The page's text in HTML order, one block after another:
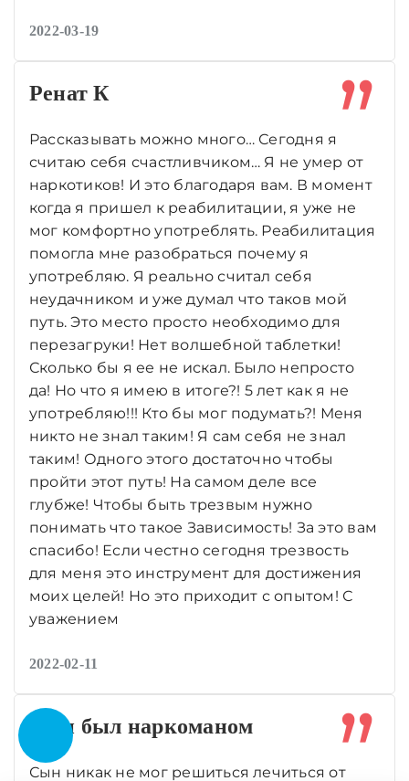
2022-03-19
Ренат К
Рассказывать можно много… Сегодня я
считаю себя счастливчиком… Я не умер от
наркотиков! И это благодаря вам. В момент
когда я пришел к реабилитации, я уже не
мог комфортно употреблять. Реабилитация
помогла мне разобраться почему я
употребляю. Я реально считал себя
неудачником и уже думал что таков мой
путь. Это место просто необходимо для
перезагруки! Нет волшебной таблетки!
Сколько бы я ее не искал. Было непросто
да! Но что я имею в итоге?! 5 лет как я не
употребляю!!! Кто бы мог подумать?! Меня
никто не знал таким! Я сам себя не знал
таким! Одного этого достаточно чтобы
пройти этот путь! На самом деле все
глубже! Чтобы быть трезвым нужно
понимать что такое Зависимость! За это вам
спасибо! Если честно сегодня трезвость
для меня это инструмент для достижения
моих целей! Но это приходит с опытом! С
уважением
2022-02-11
Сын был наркоманом
Сын никак не мог решиться лечиться от